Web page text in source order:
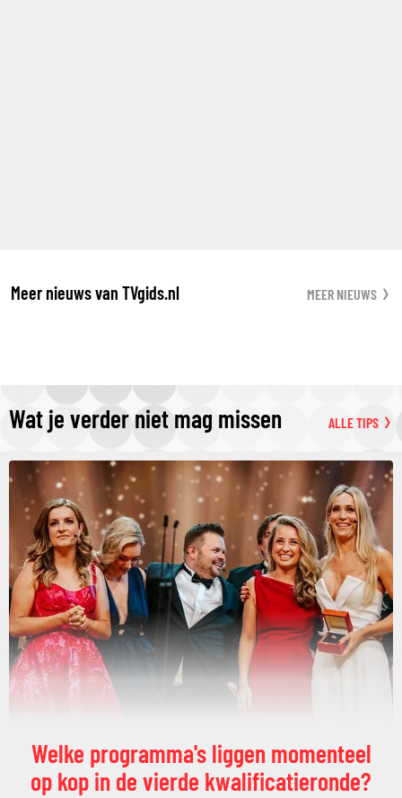
Meer nieuws van TVgids.nl MEER NIEUWS
Wat je verder niet mag missen ALLE TIPS
Welke programma's liggen momenteel
op kop in de vierde kwalificatieronde?